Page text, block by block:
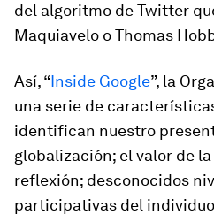
del algoritmo de Twitter
Maquiavelo o Thomas
Así, “Inside Google”, la
una serie de
identifican nuestro
globalización; el valor de la
reflexión; desconocidos
participativas del